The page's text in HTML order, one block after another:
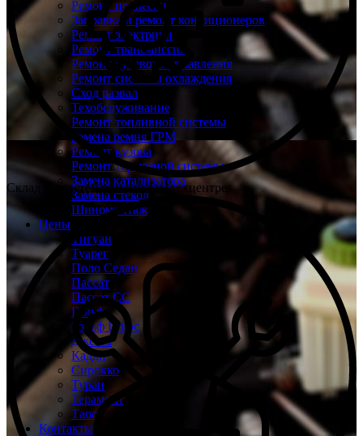
Ремонт подвески
Заправка и ремонт кондиционеров
Ремонт электрики
Ремонт трансмиссии
Ремонт рулевого управления
Ремонт системы охлаждения
Сход развал
Техобслуживание
Ремонт топливной системы
Замена ремня ГРМ
Ремонт кузова
Ремонт тормозной системы
Замена катализатора
Замена стекол
Шиномонтаж
Цены
Тигуан
Туарег
Поло Седан
Пассат
Пассат СС
Гольф
Гольф Плюс
Джетта
Кадди
Сирокко
Туран
Терамонт
Таос
Контакты
Склад запчастей при каждом техцентре